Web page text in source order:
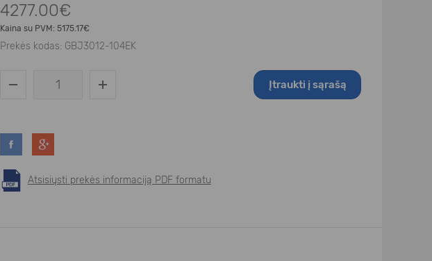
4277.00€
Kaina su PVM: 5175.17€
Prekės kodas: GBJ3012-104EK
Įtraukti į sąrašą
Atsisiųsti prekės informaciją PDF formatu